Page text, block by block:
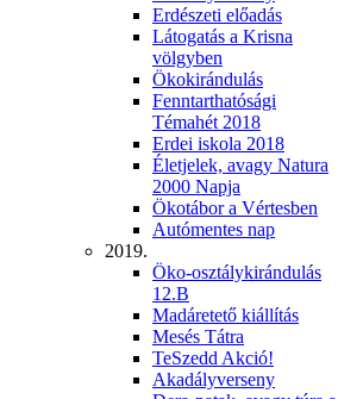
Erdészeti előadás
Látogatás a Krisna
völgyben
Ökokirándulás
Fenntarthatósági
Témahét 2018
Erdei iskola 2018
Életjelek, avagy Natura
2000 Napja
Ökotábor a Vértesben
Autómentes nap
2019.
Öko-osztálykirándulás
12.B
Madáretető kiállítás
Mesés Tátra
TeSzedd Akció!
Akadályverseny